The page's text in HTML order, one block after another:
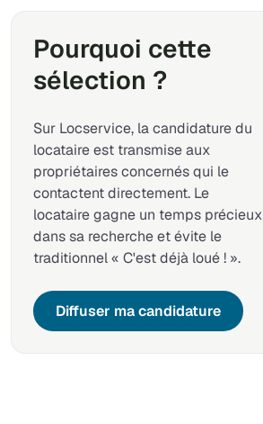
Pourquoi cette
sélection ?
Sur Locservice, la candidature du
locataire est transmise aux
propriétaires concernés qui le
contactent directement. Le
locataire gagne un temps précieux
dans sa recherche et évite le
traditionnel « C'est déjà loué ! ».
Diffuser ma candidature